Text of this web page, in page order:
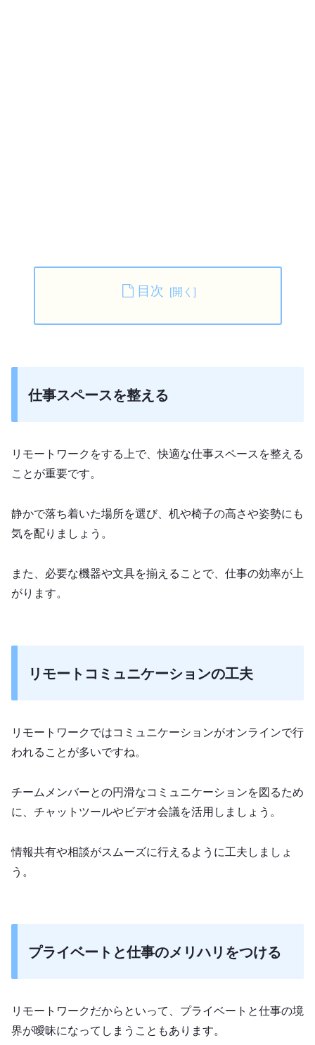
目次
仕事スペースを整える
リモートワークをする上で、快適な仕事スペースを整える
ことが重要です。
静かで落ち着いた場所を選び、机や椅子の高さや姿勢にも
気を配りましょう。
また、必要な機器や文具を揃えることで、仕事の効率が上
がります。
リモートコミュニケーションの工夫
リモートワークではコミュニケーションがオンラインで行
われることが多いですね。
チームメンバーとの円滑なコミュニケーションを図るため
に、チャットツールやビデオ会議を活用しましょう。
情報共有や相談がスムーズに行えるように工夫しましょ
う。
プライベートと仕事のメリハリをつける
リモートワークだからといって、プライベートと仕事の境
界が曖昧になってしまうこともあります。